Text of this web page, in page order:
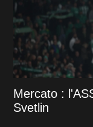
Mercato :
Svetlin